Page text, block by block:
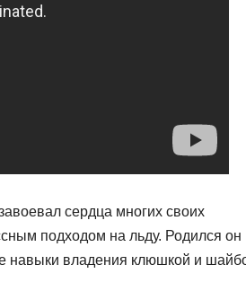
сердца многих своих
подходом на льду. Родился он
навыки владения клюшкой и